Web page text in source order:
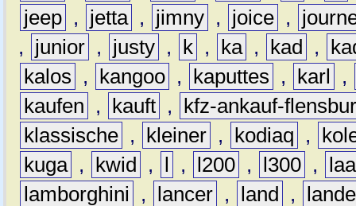
jeep , jetta , jimny , joice ,
,
junior , justy , k , ka , kad ,
kalos
, kangoo , kaputtes , karl
,
kaufen
, kauft ,
kfz-ankauf-
klassische , kleiner , kodiaq ,
kuga , kwid , l , l200 , l300 ,
lamborghini
, lancer , land ,